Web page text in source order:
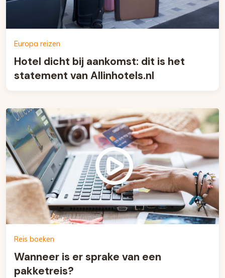
Europa reizen
Hotel dicht bij aankomst: dit is het
statement van Allinhotels.nl
Reis boeken
Wanneer is er sprake van een
pakketreis?